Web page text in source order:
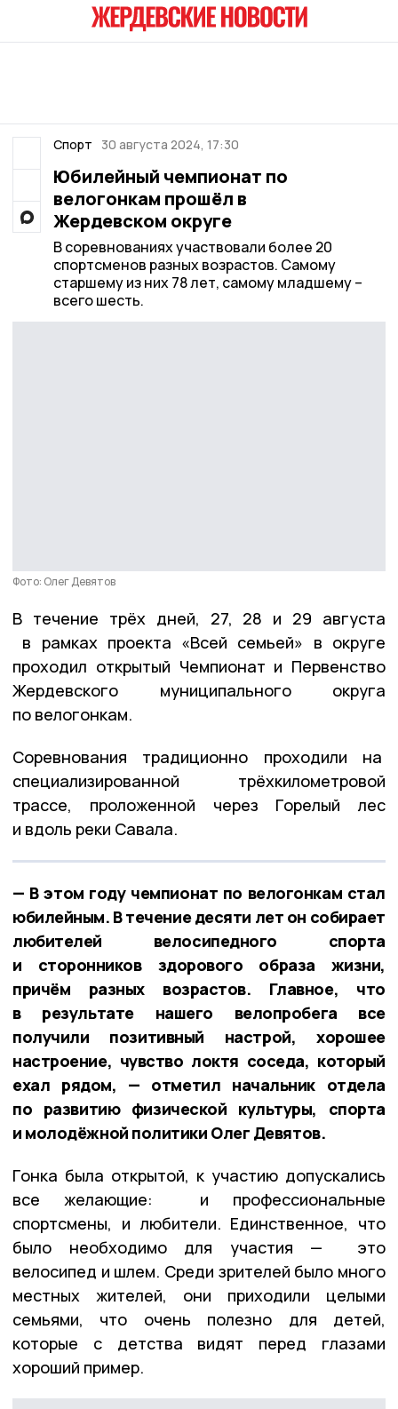
Спорт 30 августа 2024, 17:30
Юбилейный чемпионат по
велогонкам прошёл в
Жердевском округе
В соревнованиях участвовали более 20
спортсменов разных возрастов. Самому
старшему из них 78 лет, самому младшему –
всего шесть.
Фото: Олег Девятов
В течение трёх дней, 27, 28 и 29 августа
в рамках проекта «Всей семьей» в округе
проходил открытый Чемпионат и Первенство
Жердевского муниципального округа
по велогонкам.
Соревнования традиционно проходили на
специализированной трёхкилометровой
трассе, проложенной через Горелый лес
и вдоль реки Савала.
— В этом году чемпионат по велогонкам стал
юбилейным. В течение десяти лет он собирает
любителей велосипедного спорта
и сторонников здорового образа жизни,
причём разных возрастов. Главное, что
в результате нашего велопробега все
получили позитивный настрой, хорошее
настроение, чувство локтя соседа, который
ехал рядом, — отметил начальник отдела
по развитию физической культуры, спорта
и молодёжной политики Олег Девятов.
Гонка была открытой, к участию допускались
все желающие: и профессиональные
спортсмены, и любители. Единственное, что
было необходимо для участия — это
велосипед и шлем. Среди зрителей было много
местных жителей, они приходили целыми
семьями, что очень полезно для детей,
которые с детства видят перед глазами
хороший пример.